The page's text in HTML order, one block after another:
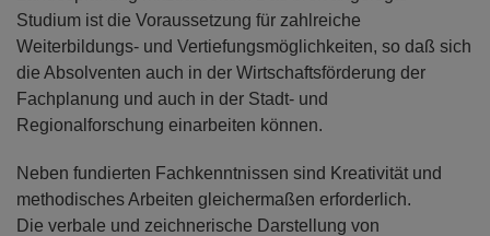
Studium ist die Voraussetzung für zahlreiche
Weiterbildungs- und Vertiefungsmöglichkeiten, so daß sich
die Absolventen auch in der Wirtschaftsförderung der
Fachplanung und auch in der Stadt- und
Regionalforschung einarbeiten können.
Neben fundierten Fachkenntnissen sind Kreativität und
methodisches Arbeiten gleichermaßen erforderlich.
Die verbale und zeichnerische Darstellung von